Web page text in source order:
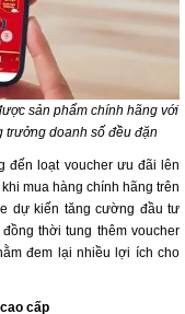
sản phẩm chính hãng với
trưởng doanh số đều đặn
đến loạt voucher ưu đãi lên
mua hàng chính hãng trên
dự kiến tăng cường đầu tư
thời tung thêm voucher
đem lại nhiều lợi ích cho
cấp